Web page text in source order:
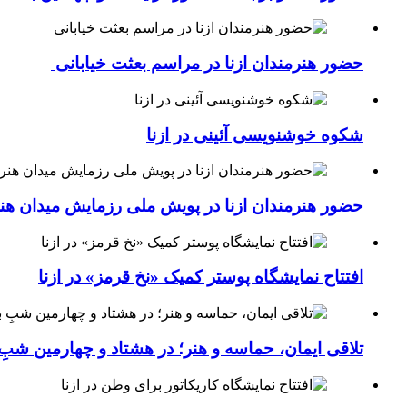
حضور هنرمندان ازنا در مراسم بعثت خیابانی
شکوه خوشنویسی آئینی در ازنا
حضور هنرمندان ازنا در پویش ملی رزمایش میدان
افتتاح نمایشگاه پوستر کمیک «نخ قرمز» در ازنا
تلاقی ایمان، حماسه و هنر؛ در هشتاد و چهارمین شبِ